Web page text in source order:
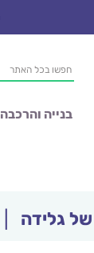
Products
search
בנייה והרכבה
גלידה